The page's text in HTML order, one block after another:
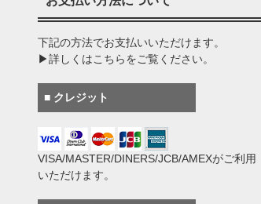
下記の方法でお支払いいただけます。
▶詳しくはこちらをご覧ください。
■ クレジット
VISA/MASTER/DINERS/JCB/AMEXがご利用
いただけます。